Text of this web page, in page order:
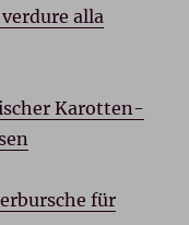
alla
Karotten-
für